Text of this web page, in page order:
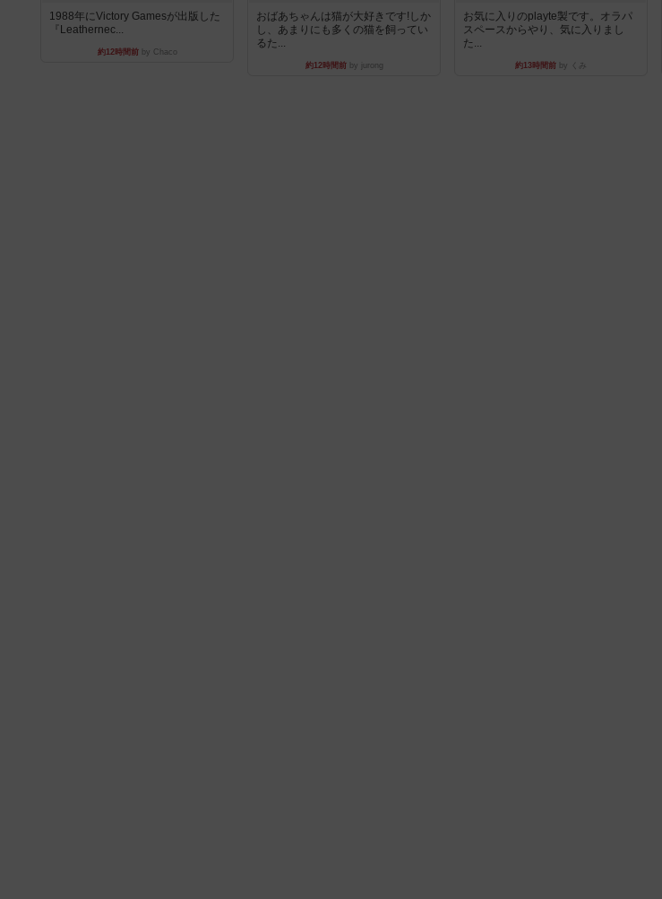
1988年にVictory Gamesが出版した
『Leathernec...
約12時間前by Chaco
おばあちゃんは猫が大好きです!しか
し、あまりにも多くの猫を飼ってい
るた...
約12時間前by jurong
お気に入りのplayte製です。オラパ
スペースからやり、気に入りまし
た...
約13時間前 by くみ